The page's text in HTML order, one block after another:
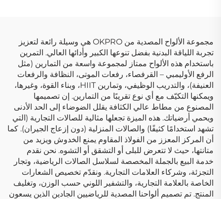
مجموعة الألواح المصدية من OKPRO هي وسيلة رائعة لتعزيز
تجربة اللياقة البدنية بفضل تنوعها الكبير وأدائها العالي. التمرين
باستخدام هذه الألواح ممتاز لمجموعة واسعة من التمارين (مثل
الرفع الأوليمبي – القرفصاء، رفعات الموتى، النظافة والرفعات
العنيفة)، والتدريب الوظيفي، وتمارين HIIT، وبناء القوة، وغيرها،
ويمكنها التكيّف مع أي نوع تقريبًا من التمارين. إن تصميمها
المصنوع من مطاط عالي الكثافة يقلل الضوضاء إلى الحد الأدنى
ويحمي أرضياتك. هذه الميزة تجعلها مثالية للصالات التجارية (التي
تشهد استخدامًا كثيفًا) والصالات المنزلية (دون إزعاج الجيران). كما
أن المركز المعزز من الفولاذ المقاوم يمنع الخدوش ويزيد من
متانتها، حيث لا تتعرض للبلى أو التشقق أو التشوه. نحن نقدم
خدمة البيع بالجملة المخصصة لسلاسل الصالات الرياضية، وتجار
التجزئة، وشركاء العلامات التجارية. ونقدّم تخصيص الشعارات
الخاصة بالعلامة التجارية، والتشفير اللوني حسب الوزن، وتغليف
المنتج. تم تصميم ألواحنا المصدية للرياضيين الجادين الذين يسعون